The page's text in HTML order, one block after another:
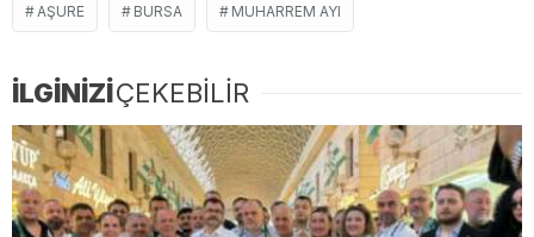
AŞURE BURSA MUHARREM AYI
İLGİNİZİÇEKEBİLİR